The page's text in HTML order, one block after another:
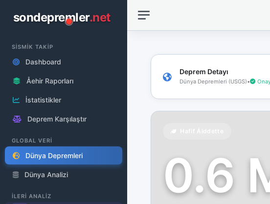
sondepremler.net
SİSMİK TAKİP
Dashboard
Åehir Raporları
İstatistikler
Deprem Karşılaştır
GLOBAL VERİ
Dünya Depremleri
Dünya Analizi
İLERİ ANALİZ
Deprem Detayı
Dünya Depremleri (USGS)•
0.6